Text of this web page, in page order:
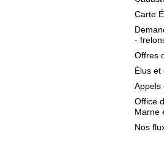
Carte
-
Offres
Élus et
Appels
Office
Marne
Nos